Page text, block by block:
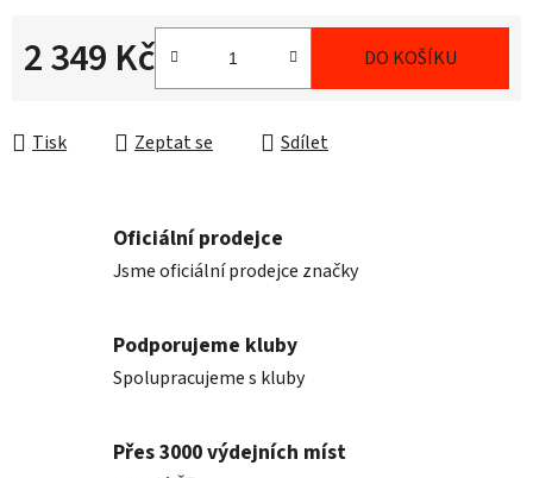
2 349 Kč DO KOŠÍKU
Tisk Zeptat se Sdílet
Oficiální prodejce
Jsme oficiální prodejce značky
Podporujeme kluby
Spolupracujeme s kluby
Přes 3000 výdejních míst